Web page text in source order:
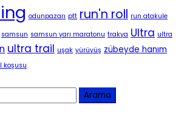
odunpazarı ptt run'n roll run atakule
samsun samsun yarı maratonu trakya Ultra ultra
ultra trail uşak yürüyüş zübeyde hanım
koşusu
Arama